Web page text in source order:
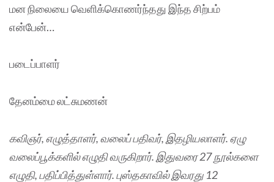
மன நிலையை வெளிக்கொணர்ந்தது இந்த சிற்பம்
என்பேன்…
படைப்பாளர்
தேனம்மை லட்சுமணன்
கவிஞர், எழுத்தாளர், வலைப் பதிவர், இதழியலாளர். ஏழு
வலைப்பூக்களில் எழுதி வருகிறார். இதுவரை 27 நூல்களை
எழுதி, பதிப்பித்துள்ளார். புஸ்தகாவில் இவரது 12